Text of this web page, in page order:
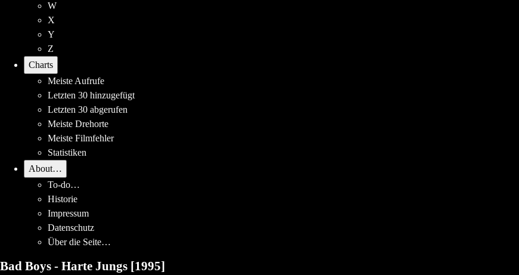
W
X
Y
Z
Charts
Meiste Aufrufe
Letzten 30 hinzugefügt
Letzten 30 abgerufen
Meiste Drehorte
Meiste Filmfehler
Statistiken
About…
To-do…
Historie
Impressum
Datenschutz
Über die Seite…
Bad Boys - Harte Jungs [1995]